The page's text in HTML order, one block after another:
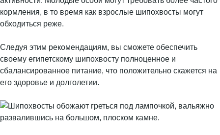
кормления, в то время как взрослые шипохвосты могут
обходиться реже.
Следуя этим рекомендациям, вы сможете обеспечить
своему египетскому шипохвосту полноценное и
сбалансированное питание, что положительно скажется на
его здоровье и долголетии.